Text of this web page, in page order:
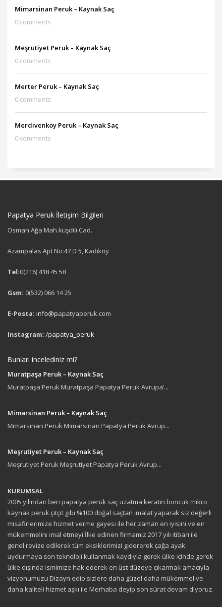
Mimarsinan Peruk – Kaynak Saç
0 comments
Meşrutiyet Peruk – Kaynak Saç
0 comments
Merter Peruk – Kaynak Saç
0 comments
Merdivenköy Peruk – Kaynak Saç
0 comments
Papatya Peruk İletişim Bilgileri
Osman Ağa Mah.kuşdili Cad.
Azampalas Apt No:47 D 5, Kadıköy
Tel:0(216) 418 45 58
Gsm: 0(532) 066 14 25
E-Posta: info@papatyaperuk.com
Instagram: /papatya_peruk
Bunları incelediniz mi?
Muratpaşa Peruk – Kaynak Saç
Muratpaşa Peruk Muratpaşa Papatya Peruk Avrupa’...
Mimarsinan Peruk – Kaynak Saç
Mimarsinan Peruk Mimarsinan Papatya Peruk Avrup...
Meşrutiyet Peruk – Kaynak Saç
Meşrutiyet Peruk Meşrutiyet Papatya Peruk Avrup...
KURUMSAL
2005 yılından beri papatya peruk saç uzatma keratin boncuk mikro
kaynak peruk çıtçıt gibi %100 doğal saçtan imalat yaparak siz değerli
misafirlerimize hizmet verme gayesi ile her zaman en iyisini ve en
mükemmelini imal etmeyi İlke edinen firmamız 2017 yılı itibarı ile
genel revize edilerek tüm eksiklerimizi gidererek çağa ayak
uydurmaya son teknoloji kullanmak kaydıyla gerek ülke içinde gerek
ülke dışında ismimize hak ederek en üst düzeye çıkarmak amacıyla
vizyonumuzu Dizayn edip sizlere daha güzel daha mükemmel ve
daha kaliteli hizmet aşkı ile Merhaba deyip son sürat devam diyoruz.